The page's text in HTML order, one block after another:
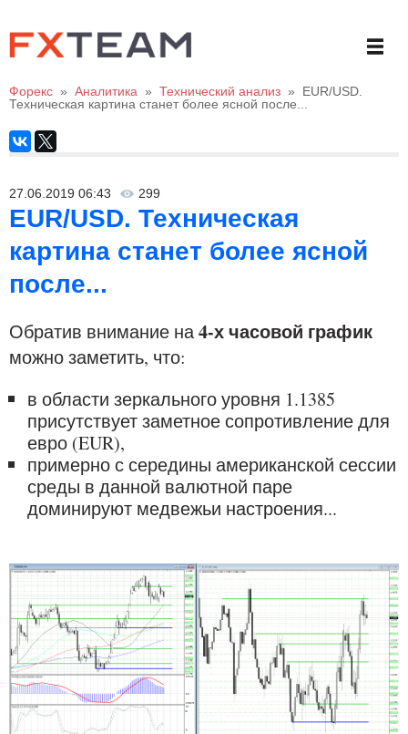
Форекс » Аналитика » Технический анализ »
EUR/USD.
Техническая картина станет более ясной после...
27.06.2019 06:43 299
EUR/USD. Техническая
картина станет более ясной
после...
Обратив внимание на4-х часовой график
можно заметить, что:
в области зеркального уровня 1.1385
присутствует заметное сопротивление для
евро (EUR),
примерно с середины американской сессии
среды в данной валютной паре
доминируют медвежьи настроения...